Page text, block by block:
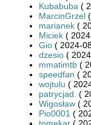
Kubabuba (
MarcinGrzel
marianek (
Miciek (
Gio ( 2024-
dzesio (
mmatimtb (
speedfan (
wojtulu (
patrycjad. (
Wigosław (
Pio0001 (
tomekar (